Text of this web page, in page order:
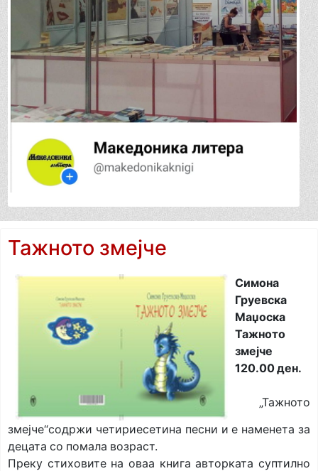
Тажното змејче
Симона
Груевска
Маџоска
Тажното
змејче
120.00 ден.
„Тажното
змејче“содржи четириесетина песни и е наменета за
децата со помала возраст.
Преку стиховите на оваа книга авторката суптилно